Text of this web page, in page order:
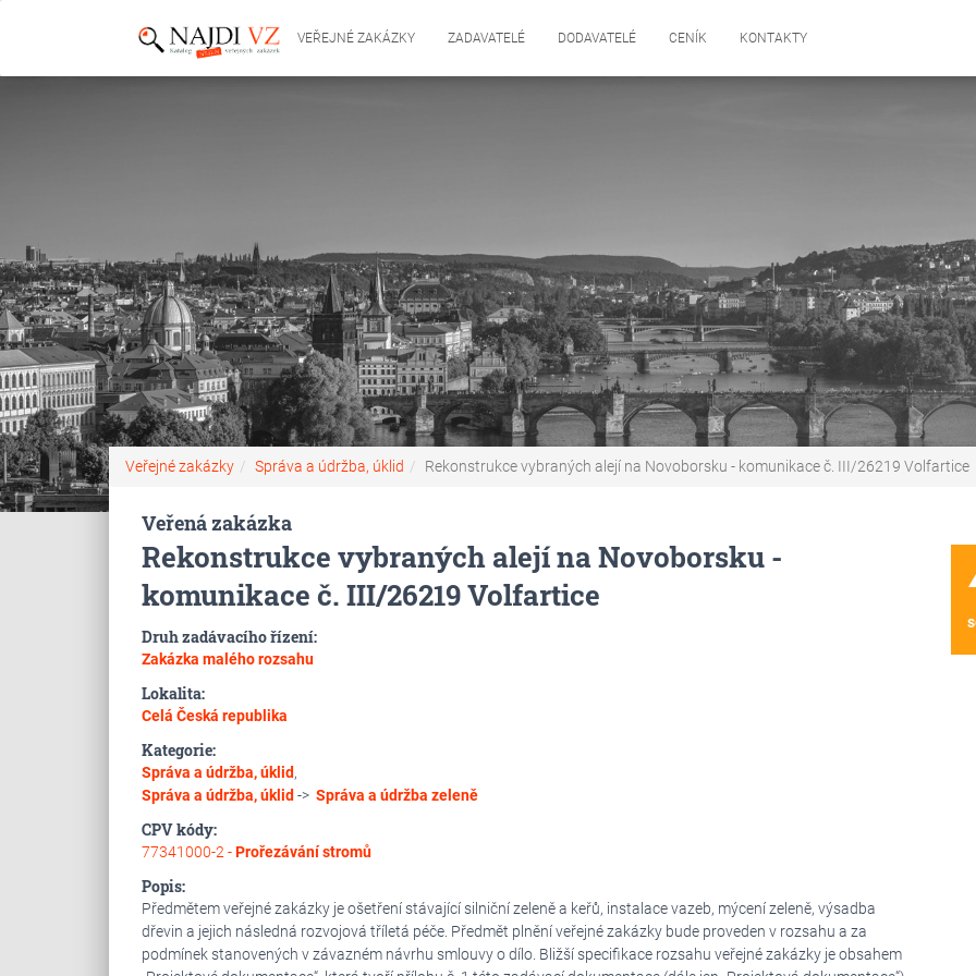
VEŘEJNÉ ZAKÁZKY ZADAVATELÉ DODAVATELÉ CENÍK KONTAKTY
Veřejné zakázky Správa a údržba, úklid Rekonstrukce vybraných alejí na Novoborsku - komunikace č. III/26219 Volfartice
Veřená zakázka
Rekonstrukce vybraných alejí na Novoborsku -
komunikace č. III/26219 Volfartice
Druh zadávacího řízení:
Zakázka malého rozsahu
Lokalita:
Celá Česká republika
Kategorie:
Správa a údržba, úklid,
Správa a údržba, úklid -> Správa a údržba zeleně
CPV kódy:
77341000-2 -Prořezávání stromů
Popis:
Předmětem veřejné zakázky je ošetření stávající silniční zeleně a keřů, instalace vazeb, mýcení zeleně, výsadba
dřevin a jejich následná rozvojová tříletá péče. Předmět plnění veřejné zakázky bude proveden v rozsahu a za
podmínek stanovených v závazném návrhu smlouvy o dílo. Bližší specifikace rozsahu veřejné zakázky je obsahem